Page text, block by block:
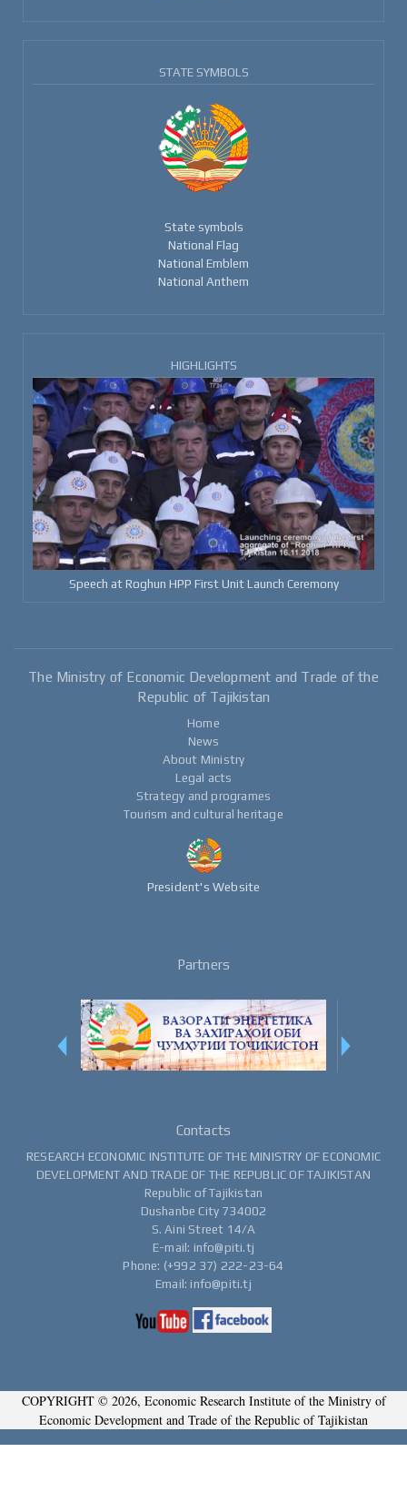
STATE SYMBOLS
State symbols
National Flag
National Emblem
National Anthem
HIGHLIGHTS
Speech at Roghun HPP First Unit Launch Ceremony
The Ministry of Economic Development and Trade of the
Republic of Tajikistan
Home
News
About Ministry
Legal acts
Strategy and programes
Tourism and cultural heritage
President's Website
Partners
Contacts
RESEARCH ECONOMIC INSTITUTE OF THE MINISTRY OF ECONOMIC
DEVELOPMENT AND TRADE OF THE REPUBLIC OF TAJIKISTAN
Republic of Tajikistan
Dushanbe City 734002
S. Aini Street 14/A
E-mail: info@piti.tj
Phone: (+992 37) 222-23-64
Email: info@piti.tj
COPYRIGHT © 2026, Economic Research Institute of the Ministry of
Economic Development and Trade of the Republic of Tajikistan